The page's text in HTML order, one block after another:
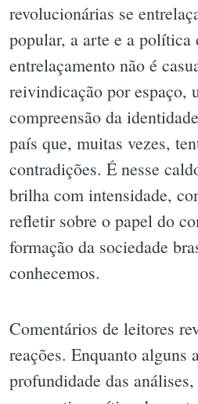
revolucionárias se
popular, a arte e a política
entrelaçamento não é
reivindicação por espaço,
compreensão da
país que, muitas vezes,
contradições. É nesse
brilha com intensidade,
refletir sobre o papel do
formação da sociedade
conhecemos.
Comentários de leitores
reações. Enquanto alguns
profundidade das